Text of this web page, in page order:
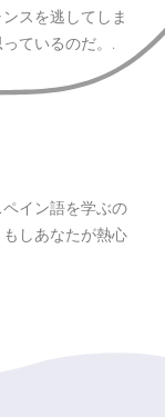
スを逃してしま
ているのだ。.
イン語を学ぶの
しあなたが熱心